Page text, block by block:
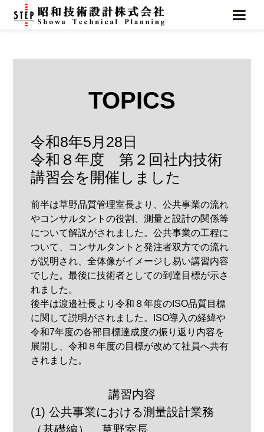
TOPICS
令和8年5月28日
令和８年度 第２回社内技術
講習会を開催しました
前半は草野品質管理室長より、公共事業の流れ
やコンサルタントの役割、測量と設計の関係等
について解説がされました。公共事業の工程に
ついて、コンサルタントと発注者双方での流れ
が説明され、全体像がイメージし易い講習内容
でした。最後に技術者としての到達目標が示さ
れました。
後半は渡邉社長より令和８年度のISO品質目標
に関して説明がされました。ISO導入の経緯や
令和7年度の各部目標達成度の振り返り内容を
展開し、令和８年度の目標が改めて社員へ共有
されました。
講習内容
(1) 公共事業における測量設計業務